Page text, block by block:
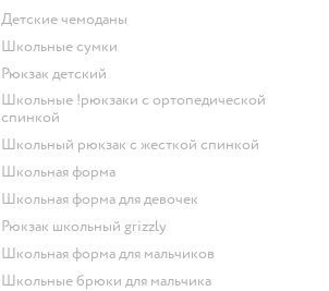
Детские чемоданы
Школьные сумки
Рюкзак детский
Школьные !рюкзаки с ортопедической
спинкой
Школьный рюкзак с жесткой спинкой
Школьная форма
Школьная форма для девочек
Рюкзак школьный grizzly
Школьная форма для мальчиков
Школьные брюки для мальчика